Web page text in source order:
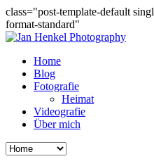
class="post-template-default
format-standard"
Home
Blog
Fotografie
Heimat
Videografie
Über mich